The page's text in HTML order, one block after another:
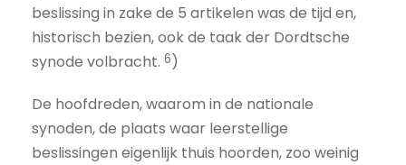
beslissing in zake de 5 artikelen was de tijd en,
historisch bezien, ook de taak der Dordtsche
synode volbracht. 6)
De hoofdreden, waarom in de nationale
synoden, de plaats waar leerstellige
beslissingen eigenlijk thuis hoorden, zoo weinig